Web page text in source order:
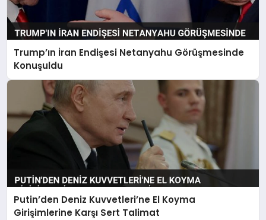
Trump’ın İran Endişesi Netanyahu Görüşmesinde
Konuşuldu
Putin’den Deniz Kuvvetleri’ne El Koyma
Girişimlerine Karşı Sert Talimat